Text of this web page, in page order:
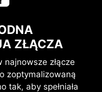
ZŁĄCZA
złącze
zoptymalizowaną
tak, aby spełniała